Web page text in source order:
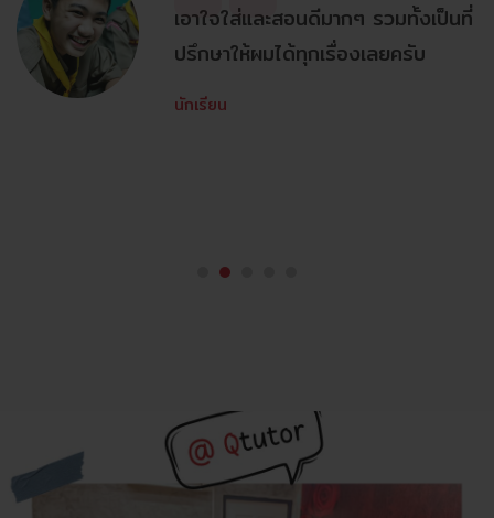
เอาใจใส่และสอนดีมากๆ รวมทั้งเป็นที่
ปรึกษาให้ผมได้ทุกเรื่องเลยครับ
นักเรียน